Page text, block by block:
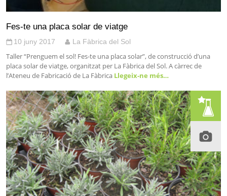
Fes-te una placa solar de viatge
10 juny 2017 La Fàbrica del Sol
Taller “Prenguem el sol! Fes-te una placa solar”, de construcció d’una
placa solar de viatge, organitzat per La Fàbrica del Sol. A càrrec de
l’Ateneu de Fabricació de La Fàbrica Llegeix-ne més…